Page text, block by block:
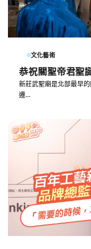
文化藝術
恭祝關聖帝君聖
新莊武聖廟是北部最早
遷…